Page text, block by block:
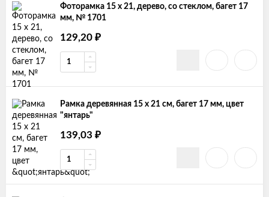
Фоторамка 15 х 21, дерево, со стеклом, багет 17
мм, № 1701
129,20 ₽
Рамка деревянная 15 x 21 см, багет 17 мм, цвет
"янтарь"
139,03 ₽